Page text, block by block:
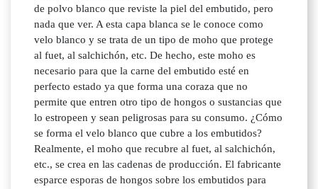
de polvo blanco que reviste la piel del embutido, pero
nada que ver. A esta capa blanca se le conoce como
velo blanco y se trata de un tipo de moho que protege
al fuet, al salchichón, etc. De hecho, este moho es
necesario para que la carne del embutido esté en
perfecto estado ya que forma una coraza que no
permite que entren otro tipo de hongos o sustancias que
lo estropeen y sean peligrosas para su consumo. ¿Cómo
se forma el velo blanco que cubre a los embutidos?
Realmente, el moho que recubre al fuet, al salchichón,
etc., se crea en las cadenas de producción. El fabricante
esparce esporas de hongos sobre los embutidos para